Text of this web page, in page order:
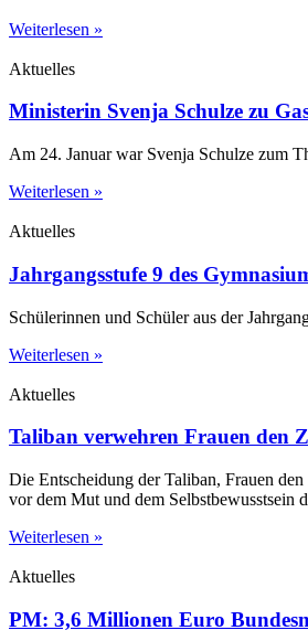
Weiterlesen »
Aktuelles
Ministerin Svenja Schulze zu
Am 24. Januar war Svenja Schulze zum
Weiterlesen »
Aktuelles
Jahrgangsstufe 9 des
Schülerinnen und Schüler aus der
Weiterlesen »
Aktuelles
Taliban verwehren Frauen den
Die Entscheidung der Taliban, Frauen
vor dem Mut und dem Selbstbewusstsein
Weiterlesen »
Aktuelles
PM: 3,6 Millionen Euro